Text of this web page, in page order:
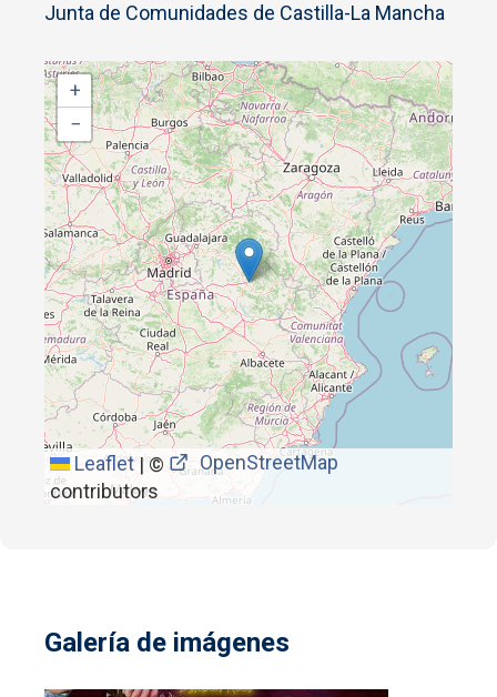
Junta de Comunidades de Castilla-La Mancha
+
−
Leaflet|©
OpenStreetMap
contributors
Galería de imágenes